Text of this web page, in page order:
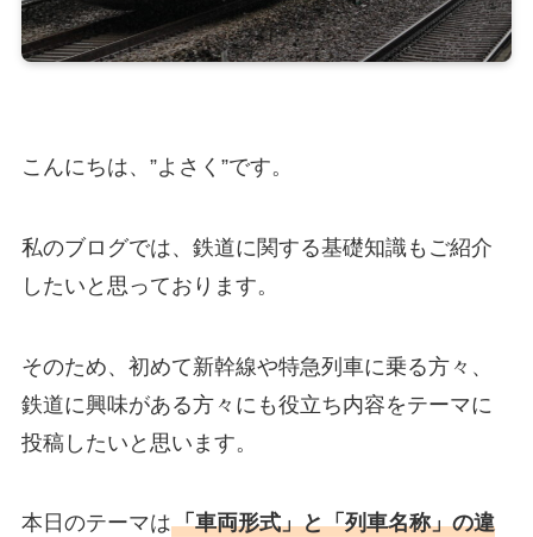
こんにちは、”よさく”です。
私のブログでは、鉄道に関する基礎知識もご紹介
したいと思っております。
そのため、初めて新幹線や特急列車に乗る方々、
鉄道に興味がある方々にも役立ち内容をテーマに
投稿したいと思います。
本日のテーマは「車両形式」と「列車名称」の違